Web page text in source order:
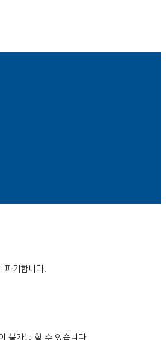
파기합니다.
불가능 할 수 있습니다.